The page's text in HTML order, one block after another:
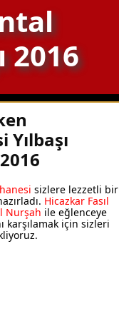
2016
sizlere lezzetli bir
Hicazkar Fasıl
Nurşah ile eğlenceye
karşılamak için sizleri